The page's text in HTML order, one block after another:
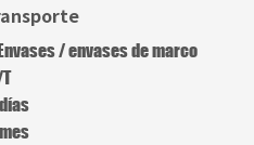
/ envases de marco